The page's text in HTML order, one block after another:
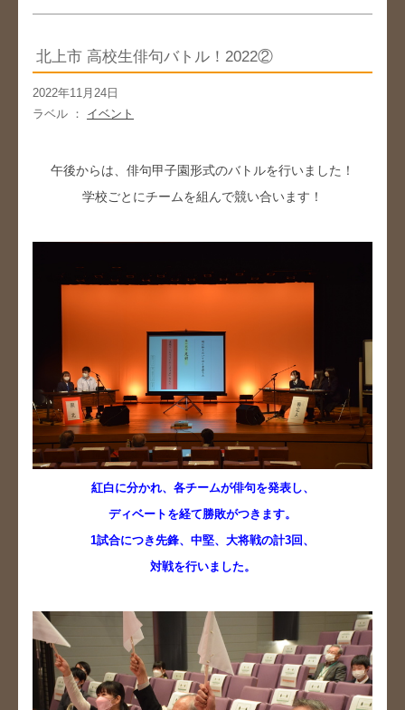
北上市 高校生俳句バトル！2022②
2022年11月24日
ラベル ： イベント
午後からは、俳句甲子園形式のバトルを行いました！
学校ごとにチームを組んで競い合います！
紅白に分かれ、 各チームが俳句を発表し、
ディベートを経て勝敗がつきます。
1試合につき先鋒、中堅、大将戦の計3回、
対戦を行いました。